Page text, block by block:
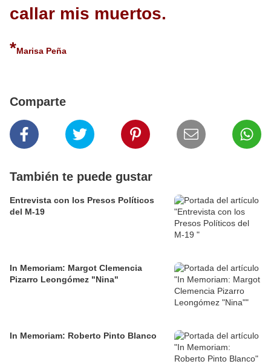
callar mis muertos.
*Marisa Peña
Comparte
También te puede gustar
Entrevista con los Presos Políticos
del M-19
In Memoriam: Margot Clemencia
Pizarro Leongómez "Nina"
In Memoriam: Roberto Pinto Blanco